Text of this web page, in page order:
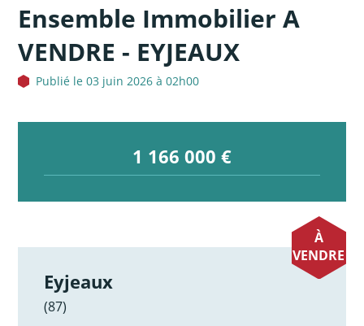
Ensemble Immobilier A
VENDRE - EYJEAUX
Publié le 03 juin 2026 à 02h00
1 166 000 €
À
VENDRE
Eyjeaux
(87)